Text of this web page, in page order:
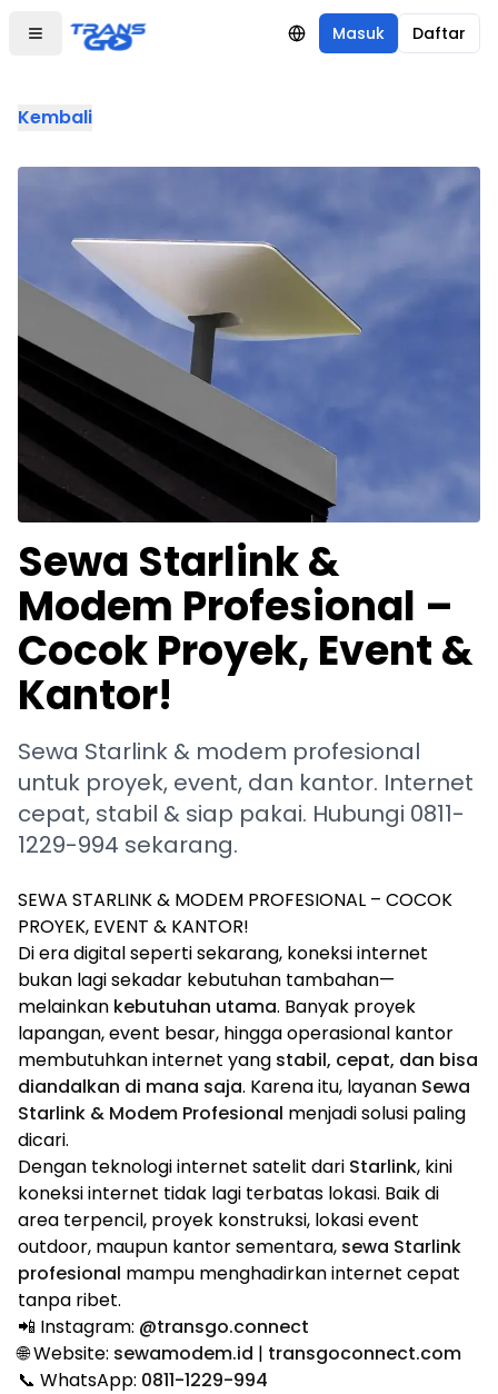
Masuk Daftar
Kembali
Sewa Starlink &
Modem Profesional –
Cocok Proyek, Event &
Kantor!
Sewa Starlink & modem profesional
untuk proyek, event, dan kantor. Internet
cepat, stabil & siap pakai. Hubungi 0811-
1229-994 sekarang.
SEWA STARLINK & MODEM PROFESIONAL – COCOK
PROYEK, EVENT & KANTOR!
Di era digital seperti sekarang, koneksi internet
bukan lagi sekadar kebutuhan tambahan—
melainkan kebutuhan utama. Banyak proyek
lapangan, event besar, hingga operasional kantor
membutuhkan internet yang stabil, cepat, dan bisa
diandalkan di mana saja. Karena itu, layanan Sewa
Starlink & Modem Profesional menjadi solusi paling
dicari.
Dengan teknologi internet satelit dari Starlink, kini
koneksi internet tidak lagi terbatas lokasi. Baik di
area terpencil, proyek konstruksi, lokasi event
outdoor, maupun kantor sementara, sewa Starlink
profesional mampu menghadirkan internet cepat
tanpa ribet.
📲 Instagram: @transgo.connect
🌐 Website: sewamodem.id | transgoconnect.com
📞 WhatsApp: 0811-1229-994